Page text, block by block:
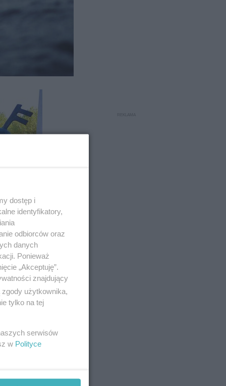
w
w
To
dostęp i
identyfikatory,
odbiorców oraz
danych
Ponieważ
„Akceptuję”.
znajdujący
użytkownika,
tylko na tej
serwisów
w Polityce